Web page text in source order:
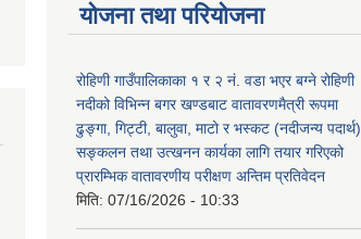
योजना तथा परियोजना
रोहिणी गाउँपालिकाका १ र २ नं. वडा भएर बग्ने रोहिणी
नदीको विभिन्न बगर खण्डबाट वातावरणमैत्री रूपमा
ढुङ्गा, गिट्टी, बालुवा, माटो र भस्कट (नदीजन्य पदार्थ)
सङ्कलन तथा उत्खनन कार्यका लागि तयार गरिएको
प्रारम्भिक वातावरणीय परीक्षण अन्तिम प्रतिवेदन
मिति: 07/16/2026 - 10:33